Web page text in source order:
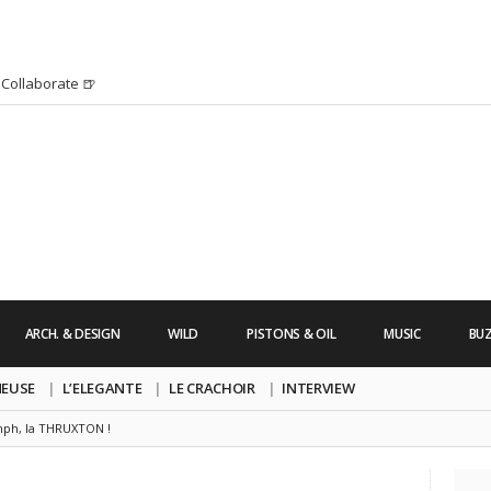
Collaborate 🍺
HURRICANE IRMA 2K17 par Alexandre
un clip très esthétique pour leur
!
ARCH. & DESIGN WILD PISTONS & OIL MUSIC
L’ELEGANTE LE CRACHOIR INTERVIEW
la THRUXTON !